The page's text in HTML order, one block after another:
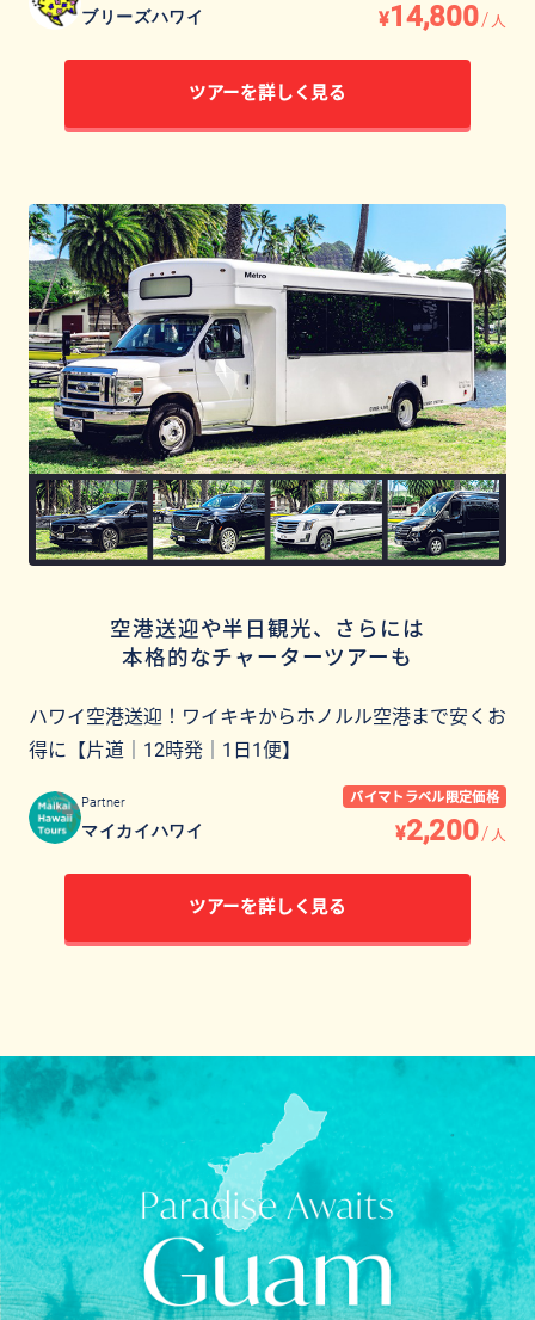
ブリーズハワイ ¥14,800/ 人
ツアーを詳しく見る
空港送迎や半日観光、さらには
本格的なチャーターツアーも
ハワイ空港送迎！ワイキキからホノルル空港まで安くお
得に【片道｜12時発｜1日1便】
Partner
マイカイハワイ
バイマトラベル限定価格
¥2,200/ 人
ツアーを詳しく見る